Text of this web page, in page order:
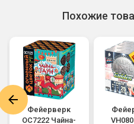
Похожие
Фейерверк
ОС7222 Чайна-